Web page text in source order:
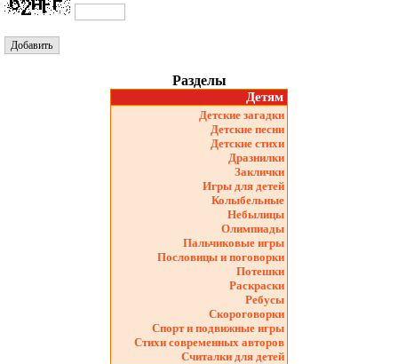
Разделы
Детям
Детские загадки
Детские песни
Детские стихи
Дразнилки
Заклички
Игры для детей
Колыбельные
Небылицы
Олимпиады
Пальчиковые игры
Пословицы и поговорки
Потешки
Раскраски
Ребусы
Скороговорки
Спорт и подвижные игры
Стихи современных авторов
Считалки для детей